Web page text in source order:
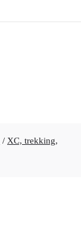
/ XC, trekking,